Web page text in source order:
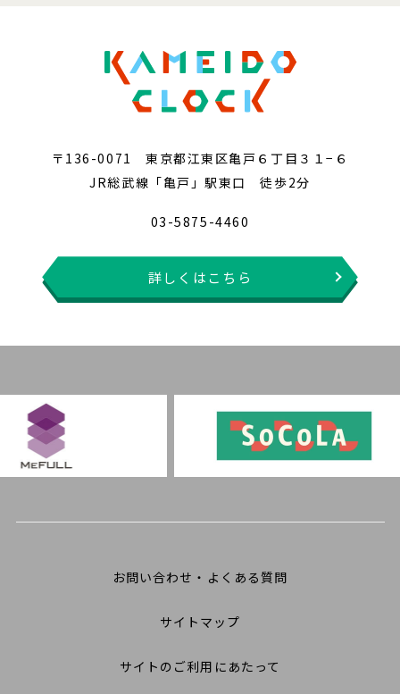
〒136-0071 東京都江東区亀戸６丁目３１−６
JR総武線「亀戸」駅東口 徒歩2分
03-5875-4460
詳しくはこちら
お問い合わせ・よくある質問
サイトマップ
サイトのご利用にあたって